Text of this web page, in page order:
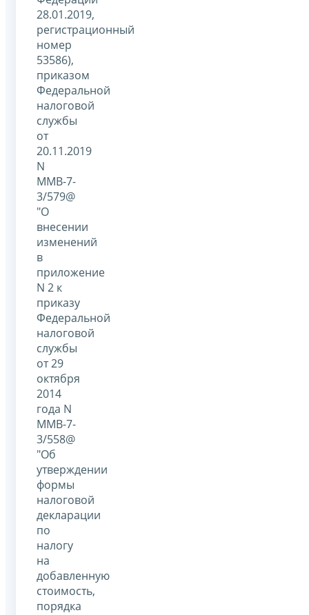
28.01.2019,
регистрационный
номер
53586),
приказом
Федеральной
налоговой
службы
от
20.11.2019
N
ММВ-7-
3/579@
"О
внесении
изменений
в
приложение
N 2 к
приказу
Федеральной
налоговой
службы
от 29
октября
2014
года N
ММВ-7-
3/558@
"Об
утверждении
формы
налоговой
декларации
по
налогу
на
добавленную
стоимость,
порядка